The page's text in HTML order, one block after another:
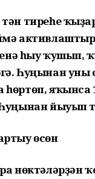
тиреһе
һыу ҡушып,
Һуңынан уны
һөртөп, яҡынса
йыуып
өсөн
нөктәләрҙән